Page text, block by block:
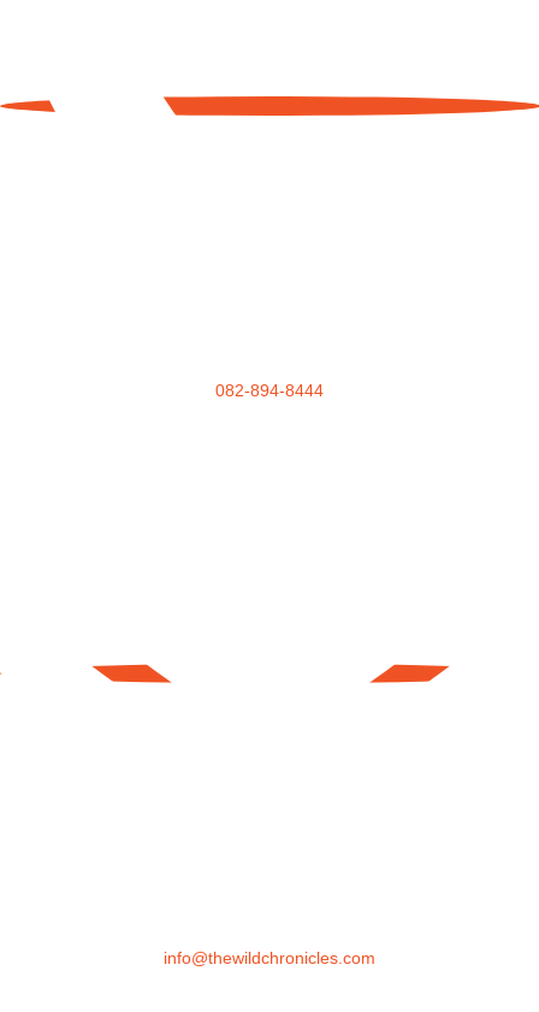
082-894-8444
info@thewildchronicles.com